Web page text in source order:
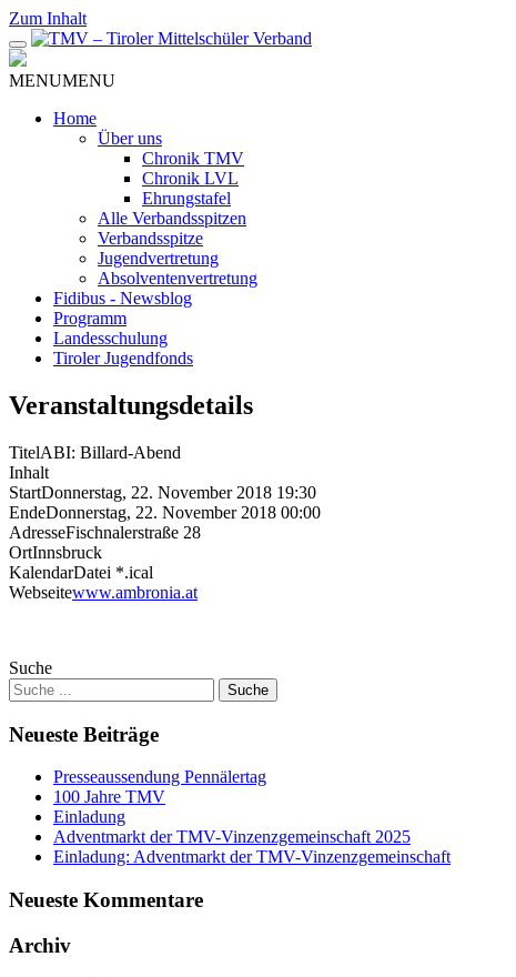
Zum Inhalt
MENUMENU
Home
Über uns
Chronik TMV
Chronik LVL
Ehrungstafel
Alle Verbandsspitzen
Verbandsspitze
Jugendvertretung
Absolventenvertretung
Fidibus - Newsblog
Programm
Landesschulung
Tiroler Jugendfonds
Veranstaltungsdetails
TitelABI: Billard-Abend
Inhalt
StartDonnerstag, 22. November 2018 19:30
EndeDonnerstag, 22. November 2018 00:00
AdresseFischnalerstraße 28
OrtInnsbruck
KalendarDatei *.ical
Webseitewww.ambronia.at
Suche
Neueste Beiträge
Presseaussendung Pennälertag
100 Jahre TMV
Einladung
Adventmarkt der TMV-Vinzenzgemeinschaft 2025
Einladung: Adventmarkt der TMV-Vinzenzgemeinschaft
Neueste Kommentare
Archiv